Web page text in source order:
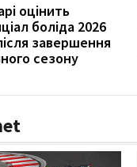
оцінить
боліда 2026
завершення
сезону